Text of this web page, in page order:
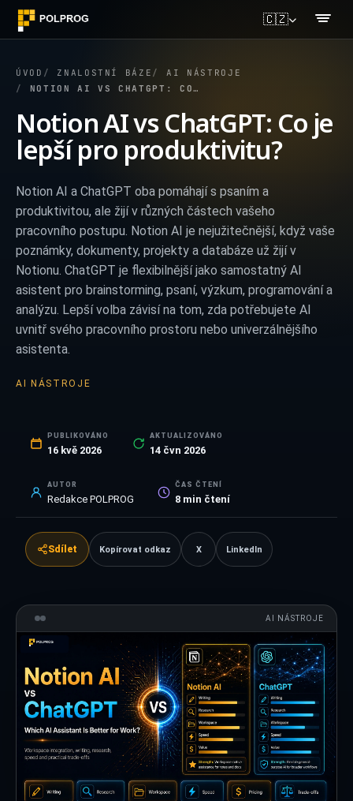
🇨🇿
ÚVOD ZNALOSTNÍ BÁZE
AI NÁSTROJE
NOTION AI VS CHATGPT: CO JE LEPŠÍ PRO PRODUKTIVITU?
Notion AI vs ChatGPT: Co je
lepší pro produktivitu?
Notion AI a ChatGPT oba pomáhají s psaním a
produktivitou, ale žijí v různých částech vašeho
pracovního postupu. Notion AI je nejužitečnější, když vaše
poznámky, dokumenty, projekty a databáze už žijí v
Notionu. ChatGPT je flexibilnější jako samostatný AI
asistent pro brainstorming, psaní, výzkum, programování a
analýzu. Lepší volba závisí na tom, zda potřebujete AI
uvnitř svého pracovního prostoru nebo univerzálnějšího
asistenta.
AI NÁSTROJE
PUBLIKOVÁNO
16 kvě 2026
AKTUALIZOVÁNO
14 čvn 2026
AUTOR
Redakce POLPROG
ČAS ČTENÍ
8 min čtení
Sdílet Kopírovat odkaz X LinkedIn
AI NÁSTROJE